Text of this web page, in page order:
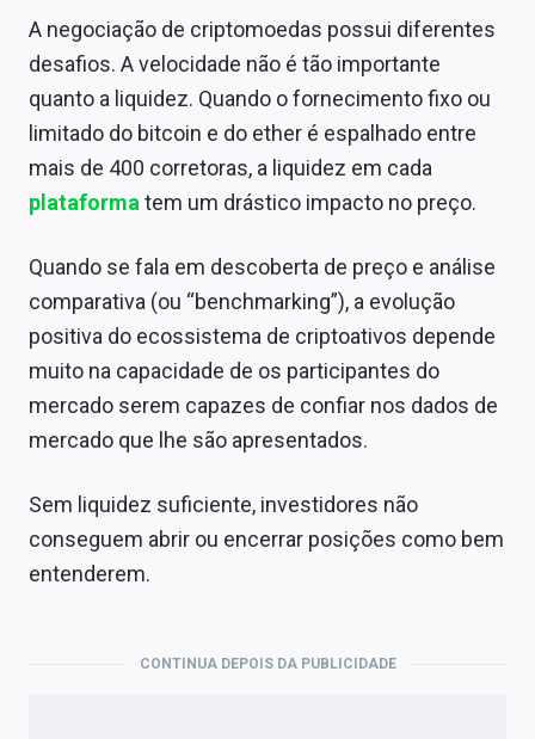
A negociação de criptomoedas possui diferentes
desafios. A velocidade não é tão importante
quanto a liquidez. Quando o fornecimento fixo ou
limitado do bitcoin e do ether é espalhado entre
mais de 400 corretoras, a liquidez em cada
plataformatem um drástico impacto no preço.
Quando se fala em descoberta de preço e análise
comparativa (ou “benchmarking”), a evolução
positiva do ecossistema de criptoativos depende
muito na capacidade de os participantes do
mercado serem capazes de confiar nos dados de
mercado que lhe são apresentados.
Sem liquidez suficiente, investidores não
conseguem abrir ou encerrar posições como bem
entenderem.
CONTINUA DEPOIS DA PUBLICIDADE